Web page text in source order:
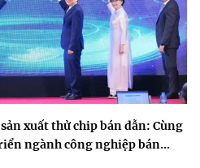
xuất thử chip bán dẫn: Cùng
ngành công nghiệp bán...